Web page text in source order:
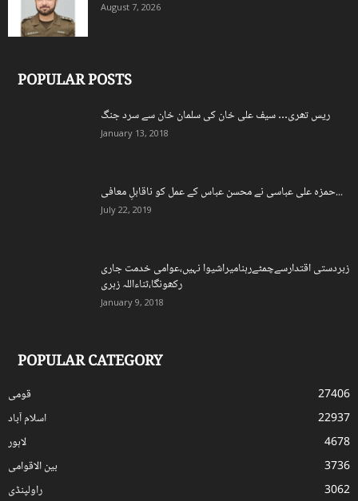
August 7, 2026
POPULAR POSTS
ریس تھری… سیف علی خان کی سلمان خان سے سرد جنگ
January 13, 2018
حمزہ علی عباسی نے محسن عباس کے عمل کو ناقابلِ معافی...
July 22, 2019
زبردستی اقتدارسےچمٹےرہنامیراشیوا نہیں،عوامی خدمت جاری
رکھونگا،ثناءاللہ زہری
January 9, 2018
POPULAR CATEGORY
قومی
27406
اسلام آباد
22937
لاہور
4678
بین الاقوامی
3736
راولپنڈی
3062